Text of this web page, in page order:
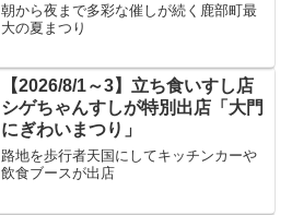
朝から夜まで多彩な催しが続く鹿部町最
大の夏まつり
【2026/8/1～3】立ち食いすし店
シゲちゃんすしが特別出店「大門
にぎわいまつり」
路地を歩行者天国にしてキッチンカーや
飲食ブースが出店